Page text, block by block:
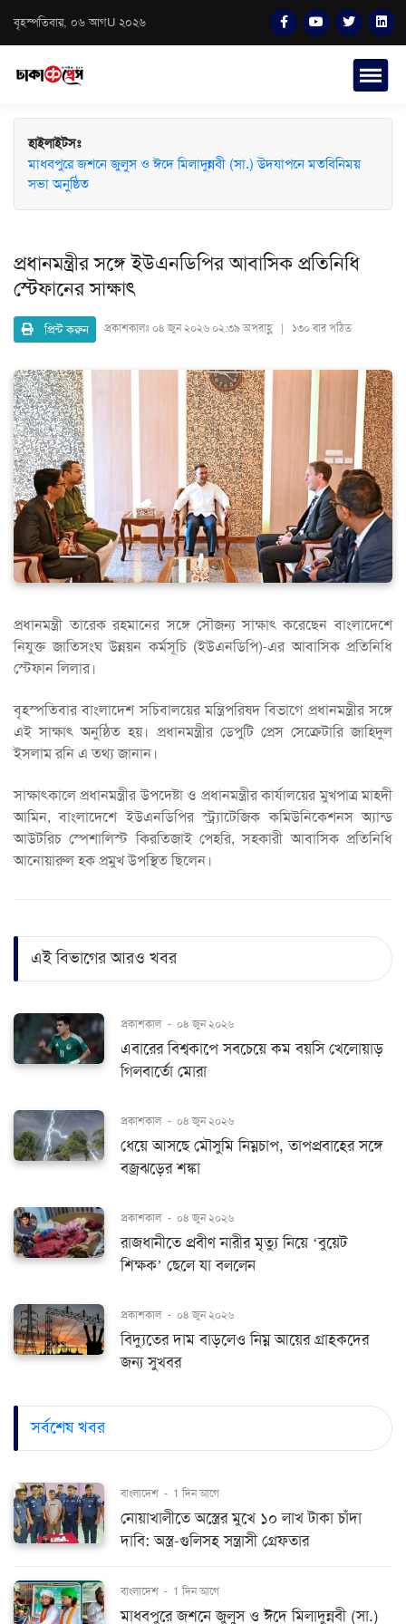
বৃহস্পতিবার, ০৬ আগU ২০২৬
হাইলাইটসঃ
মাধবপুরে জশনে জুলুস ও ঈদে মিলাদুন্নবী (সা.) উদযাপনে মতবিনিময়
সভা অনুষ্ঠিত
প্রধানমন্ত্রীর সঙ্গে ইউএনডিপির আবাসিক প্রতিনিধি
স্টেফানের সাক্ষাৎ
প্রিন্ট করুন প্রকাশকালঃ ০৪ জুন ২০২৬ ০২:৩৯ অপরাহ্ণ | ১৩০ বার পঠিত
প্রধানমন্ত্রী তারেক রহমানের সঙ্গে সৌজন্য সাক্ষাৎ করেছেন বাংলাদেশে
নিযুক্ত জাতিসংঘ উন্নয়ন কর্মসূচি (ইউএনডিপি)-এর আবাসিক প্রতিনিধি
স্টেফান লিলার।
বৃহস্পতিবার বাংলাদেশ সচিবালয়ের মন্ত্রিপরিষদ বিভাগে প্রধানমন্ত্রীর সঙ্গে
এই সাক্ষাৎ অনুষ্ঠিত হয়। প্রধানমন্ত্রীর ডেপুটি প্রেস সেক্রেটারি জাহিদুল
ইসলাম রনি এ তথ্য জানান।
সাক্ষাৎকালে প্রধানমন্ত্রীর উপদেষ্টা ও প্রধানমন্ত্রীর কার্যালয়ের মুখপাত্র মাহদী
আমিন, বাংলাদেশে ইউএনডিপির স্ট্র্যাটেজিক কমিউনিকেশনস অ্যান্ড
আউটরিচ স্পেশালিস্ট কিরতিজাই পেহরি, সহকারী আবাসিক প্রতিনিধি
আনোয়ারুল হক প্রমুখ উপস্থিত ছিলেন।
এই বিভাগের আরও খবর
প্রকাশকাল - ০৪ জুন ২০২৬
এবারের বিশ্বকাপে সবচেয়ে কম বয়সি খেলোয়াড়
গিলবার্তো মোরা
প্রকাশকাল - ০৪ জুন ২০২৬
ধেয়ে আসছে মৌসুমি নিম্নচাপ, তাপপ্রবাহের সঙ্গে
বজ্রঝড়ের শঙ্কা
প্রকাশকাল - ০৪ জুন ২০২৬
রাজধানীতে প্রবীণ নারীর মৃত্যু নিয়ে ‘বুয়েট
শিক্ষক’ ছেলে যা বললেন
প্রকাশকাল - ০৪ জুন ২০২৬
বিদ্যুতের দাম বাড়লেও নিম্ন আয়ের গ্রাহকদের
জন্য সুখবর
সর্বশেষ খবর
বাংলাদেশ - 1 দিন আগে
নোয়াখালীতে অস্ত্রের মুখে ১০ লাখ টাকা চাঁদা
দাবি: অস্ত্র-গুলিসহ সন্ত্রাসী গ্রেফতার
বাংলাদেশ - 1 দিন আগে
মাধবপুরে জশনে জুলুস ও ঈদে মিলাদুন্নবী (সা.)